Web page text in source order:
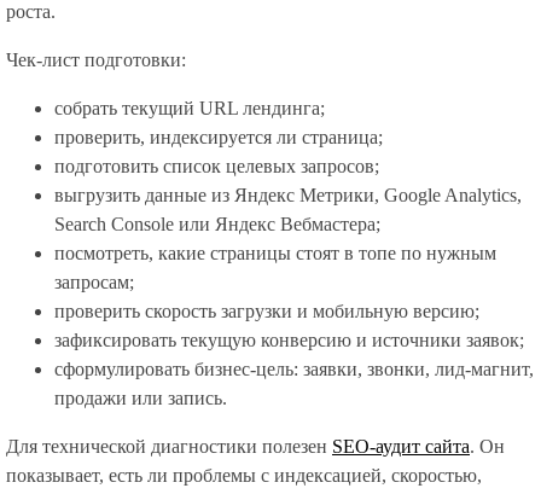
роста.
Чек-лист подготовки:
собрать текущий URL лендинга;
проверить, индексируется ли страница;
подготовить список целевых запросов;
выгрузить данные из Яндекс Метрики, Google Analytics,
Search Console или Яндекс Вебмастера;
посмотреть, какие страницы стоят в топе по нужным
запросам;
проверить скорость загрузки и мобильную версию;
зафиксировать текущую конверсию и источники заявок;
сформулировать бизнес-цель: заявки, звонки, лид-магнит,
продажи или запись.
Для технической диагностики полезен SEO-аудит сайта. Он
показывает, есть ли проблемы с индексацией, скоростью,